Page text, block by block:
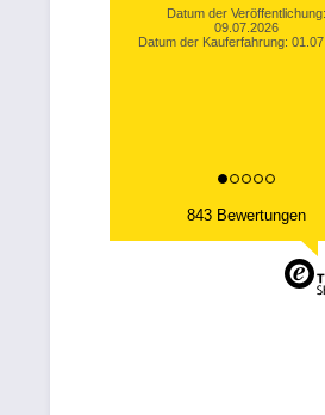
Datum der Veröffentlichung:
03.07.2026
843 Bewertungen